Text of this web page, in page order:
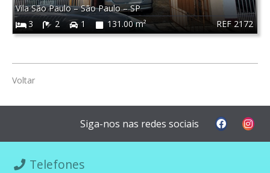
REF 2172
Vila São Paulo–São Paulo–SP
3
2 1 131.00 m²
Voltar
Siga-nos nas redes sociais
Telefones